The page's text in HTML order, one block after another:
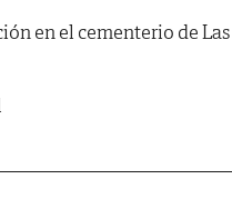
en el cementerio de Las